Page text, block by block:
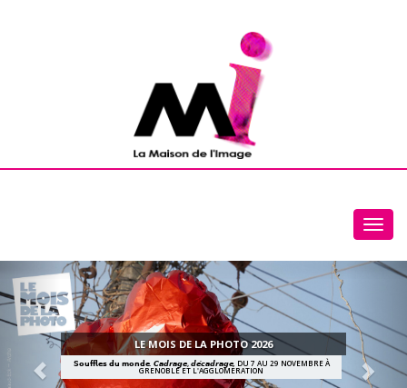
LE MOIS DE LA PHOTO 2026
𝗦𝗼𝘂𝗳𝗳𝗹𝗲𝘀 𝗱𝘂 𝗺𝗼𝗻𝗱𝗲. 𝘾𝙖𝙙𝙧𝙖𝙜𝙚, 𝙙𝙚́𝙘𝙖𝙙𝙧𝙖𝙜𝙚. DU 7 AU 29 NOVEMBRE À
GRENOBLE ET L'AGGLOMÉRATION